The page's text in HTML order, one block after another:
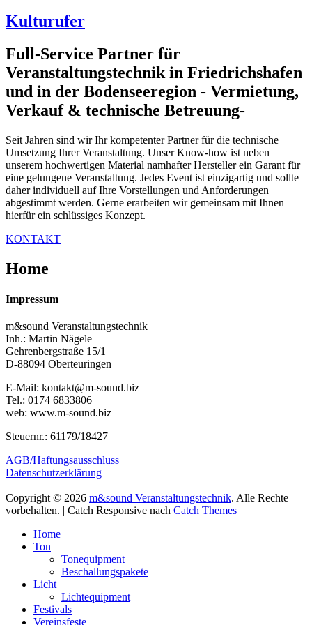
März
22,
Administrator
Kulturufer
Veröffentlicht
am:
März
23,
2016nach
Administrator
Full-Service Partner für
Veranstaltungstechnik in Friedrichshafen
und in der Bodenseeregion - Vermietung,
Verkauf & technische Betreuung-
Seit Jahren sind wir Ihr kompetenter Partner für die technische
Umsetzung Ihrer Veranstaltung. Unser Know-how ist neben
unserem hochwertigen Material namhafter Hersteller ein Garant für
eine gelungene Veranstaltung. Jedes Event ist einzigartig und sollte
daher individuell auf Ihre Vorstellungen und Anforderungen
abgestimmt werden. Gerne erarbeiten wir gemeinsam mit Ihnen
hierfür ein schlüssiges Konzept.
KONTAKT
Home
Impressum
m&sound Veranstaltungstechnik
Inh.: Martin Nägele
Gehrenbergstraße 15/1
D-88094 Oberteuringen
E-Mail: kontakt@m-sound.biz
Tel.: 0174 6833806
web: www.m-sound.biz
Steuernr.: 61179/18427
AGB/Haftungsausschluss
Datenschutzerklärung
Copyright © 2026 m&sound Veranstaltungstechnik. Alle Rechte
vorbehalten. | Catch Responsive nach Catch Themes
oben
scrollen
Home
Ton
Tonequipment
Beschallungspakete
Licht
Lichtequipment
Festivals
Vereinsfeste